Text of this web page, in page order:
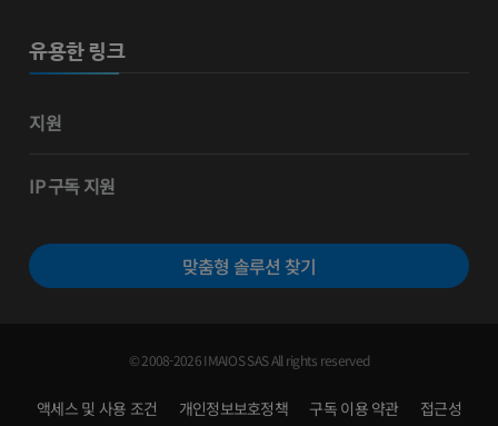
유용한 링크
지원
IP 구독 지원
맞춤형 솔루션 찾기
© 2008-2026 IMAIOS SAS All rights reserved
액세스 및 사용 조건 개인정보보호정책 구독 이용 약관 접근성